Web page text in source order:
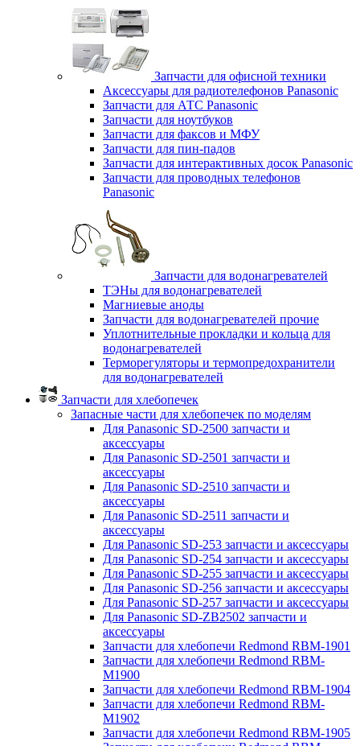
Запчасти для офисной техники
Аксессуары для радиотелефонов Panasonic
Запчасти для АТС Panasonic
Запчасти для ноутбуков
Запчасти для факсов и МФУ
Запчасти для пин-падов
Запчасти для интерактивных досок Panasonic
Запчасти для проводных телефонов
Panasonic
Запчасти для водонагревателей
ТЭНы для водонагревателей
Магниевые аноды
Запчасти для водонагревателей прочие
Уплотнительные прокладки и кольца для
водонагревателей
Терморегуляторы и термопредохранители
для водонагревателей
Запчасти для хлебопечек
Запасные части для хлебопечек по моделям
Для Panasonic SD-2500 запчасти и
аксессуары
Для Panasonic SD-2501 запчасти и
аксессуары
Для Panasonic SD-2510 запчасти и
аксессуары
Для Panasonic SD-2511 запчасти и
аксессуары
Для Panasonic SD-253 запчасти и аксессуары
Для Panasonic SD-254 запчасти и аксессуары
Для Panasonic SD-255 запчасти и аксессуары
Для Panasonic SD-256 запчасти и аксессуары
Для Panasonic SD-257 запчасти и аксессуары
Для Panasonic SD-ZB2502 запчасти и
аксессуары
Запчасти для хлебопечи Redmond RBM-1901
Запчасти для хлебопечи Redmond RBM-
M1900
Запчасти для хлебопечи Redmond RBM-1904
Запчасти для хлебопечи Redmond RBM-
M1902
Запчасти для хлебопечи Redmond RBM-1905